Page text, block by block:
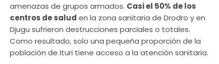
amenazas de grupos armados. Casi el 50% de los
centros de salud en la zona sanitaria de Drodro y en
Djugu sufrieron destrucciones parciales o totales.
Como resultado, solo una pequeña proporción de la
población de Ituri tiene acceso a la atención sanitaria.